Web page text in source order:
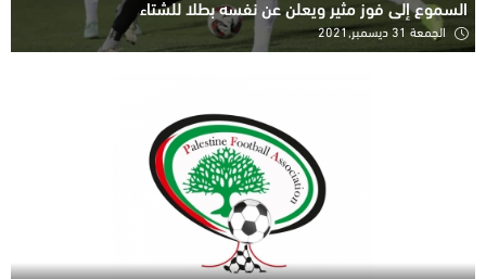
السموع إلى فوز مثير ويعلن عن نفسه بطلا للشتاء
الجمعة 31 ديسمبر,2021